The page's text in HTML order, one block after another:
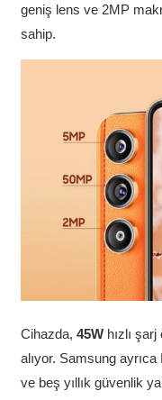
geniş lens ve 2MP
sahip.
Cihazda, 45Whızlı
alıyor. Samsung
ve beş yıllık güvenlik